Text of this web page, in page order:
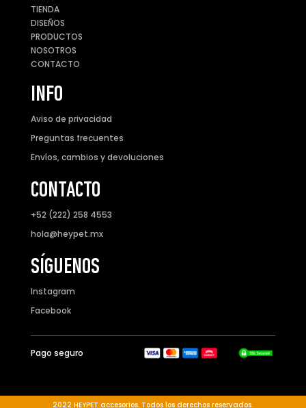
TIENDA
DISEÑOS
PRODUCTOS
NOSOTROS
CONTACTO
INFO
Aviso de privacidad
Preguntas frecuentes
Envíos, cambios y devoluciones
CONTACTO
+52 (222) 258 4553
hola@heypet.mx
SÍGUENOS
Instagram
Facebook
Pago seguro
2022 HEYPET accesorios. Todos los derechos reservados.